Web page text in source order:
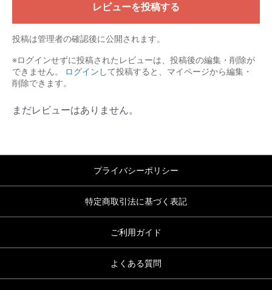
レビューを投稿する
投稿は管理者の確認後に公開されます。
※ログインせずに投稿されたレビューは、投稿後の編集・削除が
できません。
ログイン して投稿すると、マイページから編集・
削除できます。
まだレビューはありません。
プライバシーポリシー
特定商取引法に基づく表記
ご利用ガイド
よくある質問